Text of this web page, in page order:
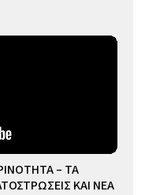
– ΤΑ
ΚΑΙ ΝΕΑ